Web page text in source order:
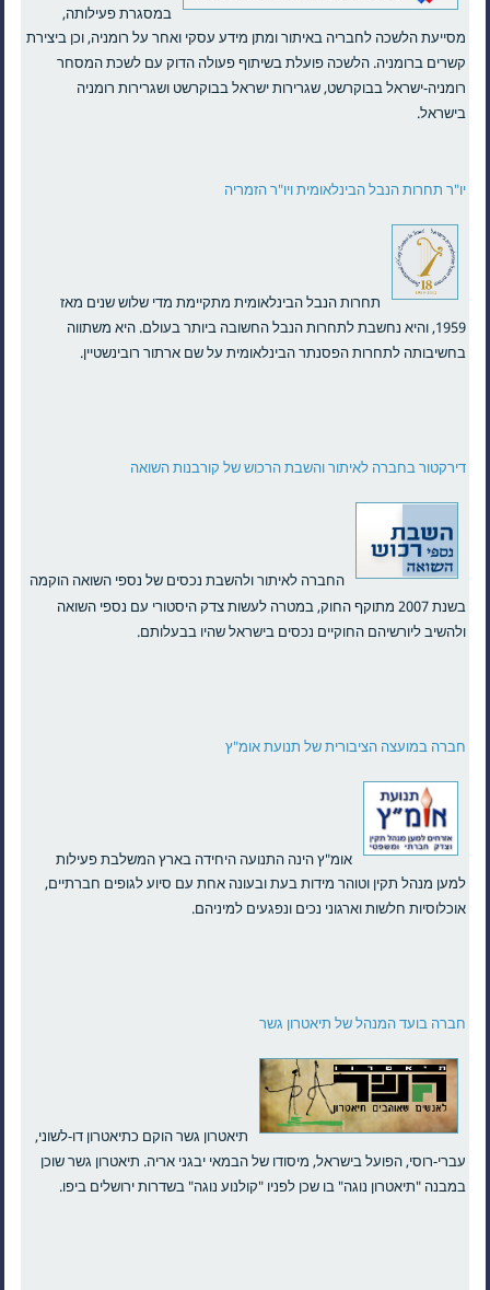
במסגרת פעילותה,
מסייעת הלשכה לחבריה באיתור ומתן מידע עסקי ואחר על רומניה, וכן ביצירת
קשרים ברומניה. הלשכה פועלת בשיתוף פעולה הדוק עם לשכת המסחר
רומניה-ישראל בבוקרשט, שגרירות ישראל בבוקרשט ושגרירות רומניה
בישראל.
יו"ר תחרות הנבל הבינלאומיתויו"ר הזמריה
תחרות הנבל הבינלאומית מתקיימת מדי שלוש שנים מאז
1959, והיא נחשבת לתחרות הנבל החשובה ביותר בעולם. היא משתווה
בחשיבותה לתחרות הפסנתר הבינלאומית על שם ארתור רובינשטיין.
דירקטור בחברה לאיתור והשבת הרכוש של קורבנות השואה
החברה לאיתור ולהשבת נכסים של נספי השואה הוקמה
בשנת 2007 מתוקף החוק, במטרה לעשות צדק היסטורי עם נספי השואה
ולהשיב ליורשיהם החוקיים נכסים בישראל שהיו בבעלותם.
חברה במועצה הציבורית של תנועת אומ"ץ
אומ"ץ הינה התנועה היחידה בארץ המשלבת פעילות
למען מנהל תקין וטוהר מידות בעת ובעונה אחת עם סיוע לגופים חברתיים,
אוכלוסיות חלשות וארגוני נכים ונפגעים למיניהם.
חברה בועד המנהל של תיאטרון גשר
תיאטרון גשר הוקם כתיאטרון דו-לשוני,
עברי-רוסי, הפועל בישראל, מיסודו של הבמאי יבגני אריה. תיאטרון גשר שוכן
במבנה "תיאטרון נוגה" בו שכן לפניו "קולנוע נוגה" בשדרות ירושלים ביפו.